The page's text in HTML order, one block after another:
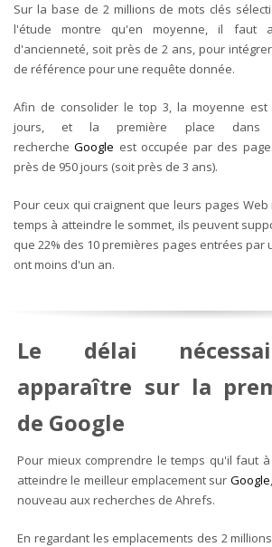
Sur la base de 2 millions de mots clés
l'étude montre qu'en moyenne, il faut
d'ancienneté, soit près de 2 ans, pour
de référence pour une requête donnée.
Afin de consolider le top 3, la moyenne
jours, et la première place dans
rechercheGoogle est occupée par des
près de 950 jours (soit près de 3 ans).
Pour ceux qui craignent que leurs pages
temps à atteindre le sommet, ils peuvent
que 22% des 10 premières pages entrées par
ont moins d'un an.
Le délai
apparaître sur la
de Google
Pour mieux comprendre le temps qu'il faut
atteindre le meilleur emplacement sur Google
nouveau aux recherches de Ahrefs.
En regardant les emplacements des 2